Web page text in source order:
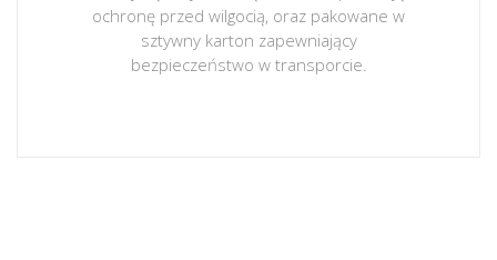
ochronę przed wilgocią, oraz pakowane w
sztywny karton zapewniający
bezpieczeństwo w transporcie.